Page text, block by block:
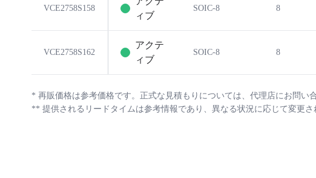
VCE2758S158
ィブ
SOIC-8 8
VCE2758S162
アクテ
ィブ
SOIC-8 8
* 再販価格は参考価格です。正式な見積もりについては、代理店にお問い
** 提供されるリードタイムは参考情報であり、異なる状況に応じて変更さ